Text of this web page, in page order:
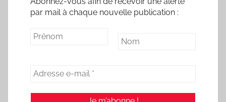
par mail à chaque nouvelle publication :